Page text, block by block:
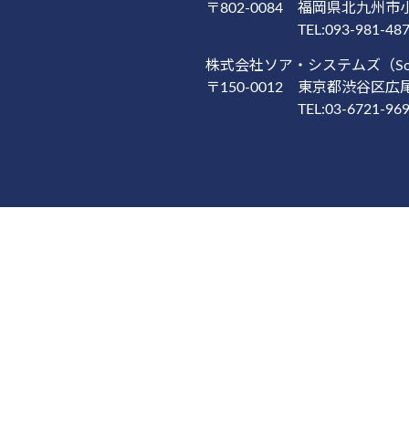
〒802-0084福岡県北九州市
TEL:093-981-
株式会社ソア・システムズ（
〒150-0012 東京都渋谷区
TEL:03-6721-